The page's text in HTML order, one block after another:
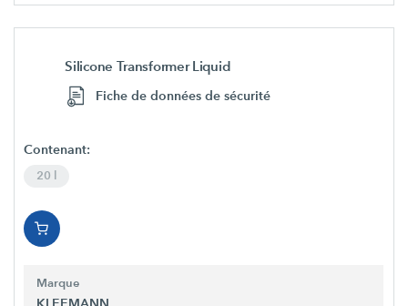
Silicone Transformer Liquid
Fiche de données de sécurité
Contenant:
20 l
Marque